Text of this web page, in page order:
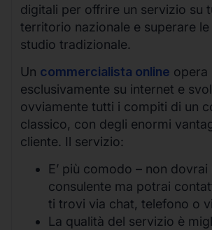
digitali per offrire un servizio su
territorio nazionale e superare
studio tradizionale.
Un commercialista online opera
esclusivamente su internet e
ovviamente tutti i compiti di un
classico, con degli enormi
cliente. Il servizio:
E’ più comodo – non
consulente ma potrai
ti trovi via chat, telefono o
La qualità del servizio è